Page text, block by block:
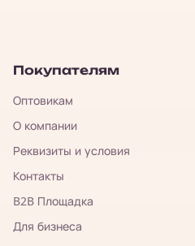
Покупателям
Оптовикам
О компании
Реквизиты и условия
Контакты
B2B Площадка
Для бизнеса